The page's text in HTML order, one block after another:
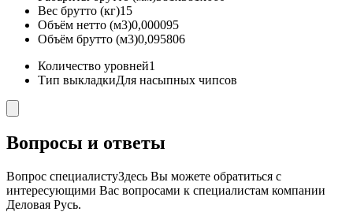
Вес брутто (кг)15
Объём нетто (м3)0,000095
Объём брутто (м3)0,095806
Количество уровней1
Тип выкладкиДля насыпных чипсов
Вопросы и ответы
Вопрос специалистуЗдесь Вы можете обратиться с
интересующими Вас вопросами к специалистам компании
Деловая Русь.